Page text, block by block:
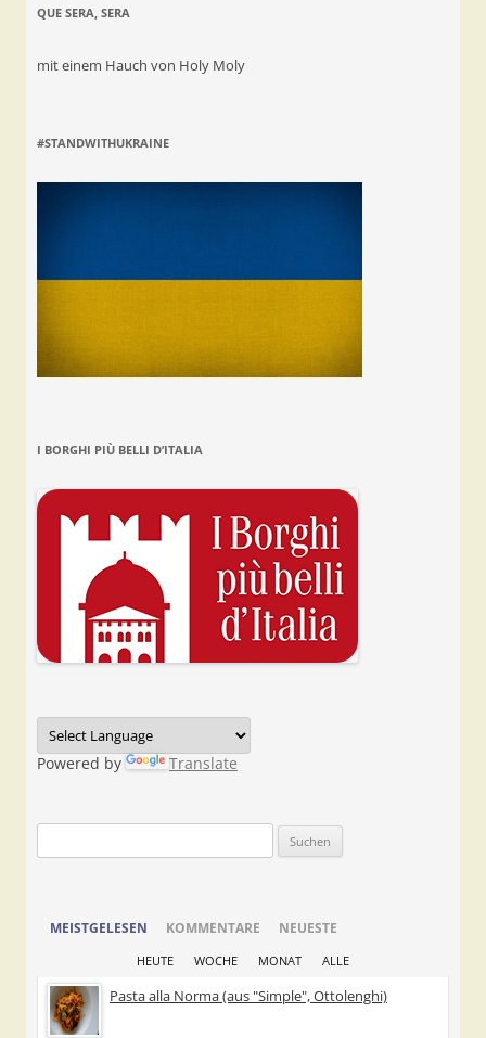
QUE SERA, SERA
mit einem Hauch von Holy Moly
#STANDWITHUKRAINE
I BORGHI PIÙ BELLI D’ITALIA
Powered by Translate
nach:
MEISTGELESEN KOMMENTARE NEUESTE
HEUTE WOCHE MONAT ALLE
Pasta alla Norma (aus "Simple", Ottolenghi)